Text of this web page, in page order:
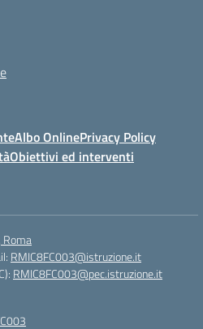
Albo OnlinePrivacy Policy
Obiettivi ed interventi
RMIC8FC003@istruzione.it
RMIC8FC003@pec.istruzione.it